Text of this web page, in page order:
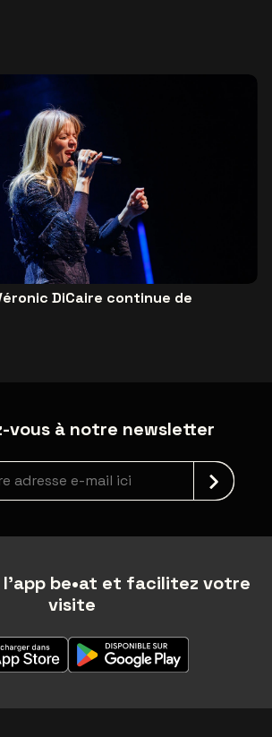
DiCaire continue de
vous à notre newsletter
newsletter
l'app be•at et facilitez votre
visite